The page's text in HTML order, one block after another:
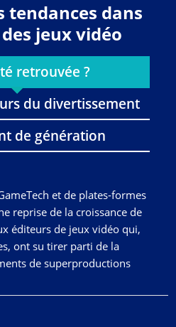
tendances dans
jeux vidéo
retrouvée ?
du divertissement
de génération
et de plates-formes
reprise de la croissance de
éditeurs de jeux vidéo qui,
ont su tirer parti de la
de superproductions